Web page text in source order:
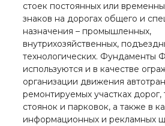
стоек постоянных или
знаков на дорогах общего и
назначения – промышленных,
внутрихозяйственных,
технологических. Фундаменты
используются и в качестве
организации движения
ремонтируемых участках дорог,
стоянок и парковок, а также в
информационных и рекламных